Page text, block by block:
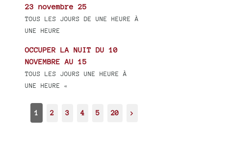
23 novembre 25
TOUS LES JOURS DE UNE HEURE À
UNE HEURE
OCCUPER LA NUIT DU 10
NOVEMBRE AU 15
TOUS LES JOURS UNE HEURE À
UNE HEURE «
1 2 3 4 5 20 >